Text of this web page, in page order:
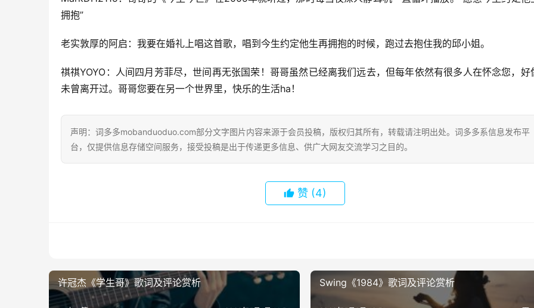
拥抱”
老实敦厚的阿启：我要在婚礼上唱这首歌，唱到今生约定他生再拥抱的时候，跑过去抱住我的邱小姐。
祺祺YOYO：人间四月芳菲尽，世间再无张国荣！哥哥虽然已经离我们远去，但每年依然有很多人在怀念您，好
未曾离开过。哥哥您要在另一个世界里，快乐的生活ha！
声明：词多多mobanduoduo.com部分文字图片内容来源于会员投稿，版权归其所有，转载请注明出处。词多多系信息发布平
台，仅提供信息存储空间服务，接受投稿是出于传递更多信息、供广大网友交流学习之目的。
赞 (4)
许冠杰《学生哥》歌词及评论赏析 Swing《1984》歌词及评论赏析